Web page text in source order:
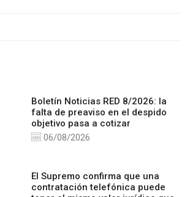
Boletín Noticias RED 8/2026: la
falta de preaviso en el despido
objetivo pasa a cotizar
06/08/2026
El Supremo confirma que una
contratación telefónica puede